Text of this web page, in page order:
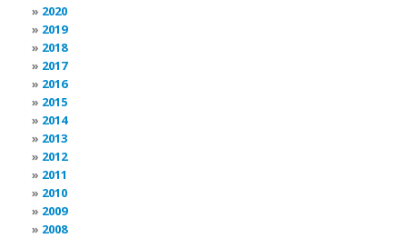
2020
2019
2018
2017
2016
2015
2014
2013
2012
2011
2010
2009
2008